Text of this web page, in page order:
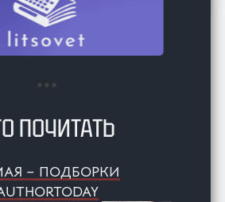
ПОЧИТАТЬ
– ПОДБОРКИ